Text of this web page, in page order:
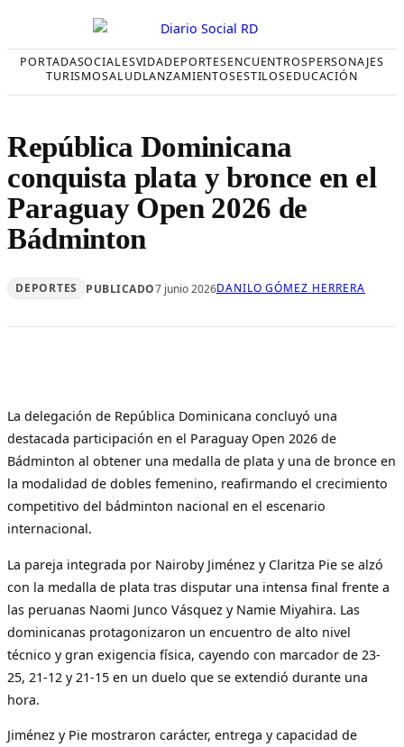
contenido
PORTADASOCIALESVIDADEPORTESENCUENTROSPERSONAJES
TURISMOSALUDLANZAMIENTOSESTILOSEDUCACIÓN
República Dominicana
conquista plata y bronce en el
Paraguay Open 2026 de
Bádminton
DEPORTES PUBLICADO7 junio 2026DANILO GÓMEZ HERRERA
La delegación de República Dominicana concluyó una
destacada participación en el Paraguay Open 2026 de
Bádminton al obtener una medalla de plata y una de bronce en
la modalidad de dobles femenino, reafirmando el crecimiento
competitivo del bádminton nacional en el escenario
internacional.
La pareja integrada por Nairoby Jiménez y Claritza Pie se alzó
con la medalla de plata tras disputar una intensa final frente a
las peruanas Naomi Junco Vásquez y Namie Miyahira. Las
dominicanas protagonizaron un encuentro de alto nivel
técnico y gran exigencia física, cayendo con marcador de 23-
25, 21-12 y 21-15 en un duelo que se extendió durante una
hora.
Jiménez y Pie mostraron carácter, entrega y capacidad de